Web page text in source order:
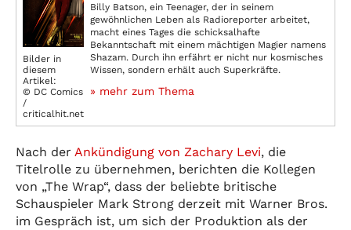
Bilder in
diesem
Artikel:
© DC Comics
/
criticalhit.net
Billy Batson, ein Teenager, der in seinem
gewöhnlichen Leben als Radioreporter arbeitet,
macht eines Tages die schicksalhafte
Bekanntschaft mit einem mächtigen Magier namens
Shazam. Durch ihn erfährt er nicht nur kosmisches
Wissen, sondern erhält auch Superkräfte.
» mehr zum Thema
Nach der Ankündigung von Zachary Levi, die
Titelrolle zu übernehmen, berichten die Kollegen
von „The Wrap“, dass der beliebte britische
Schauspieler Mark Strong derzeit mit Warner Bros.
im Gespräch ist, um sich der Produktion als der